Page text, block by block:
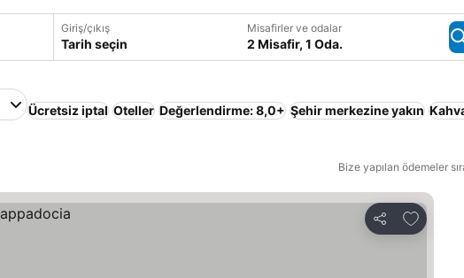
Giriş/çıkış
Tarih seçin
Misafirler ve odalar
2 Misafir, 1 Oda.
Ücretsiz iptal Oteller Değerlendirme: 8,0+ Şehir merkezine yakın
Bize yapılan ödemeler
Paylaş